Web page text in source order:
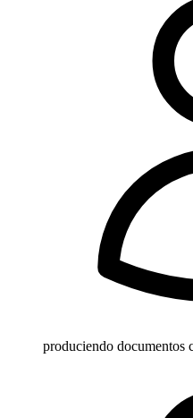
produciendo documentos